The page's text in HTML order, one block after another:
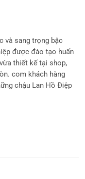
và sang trọng bậc
được đào tạo huấn
thiết kế tại shop,
com khách hàng
chậu Lan Hồ Điệp